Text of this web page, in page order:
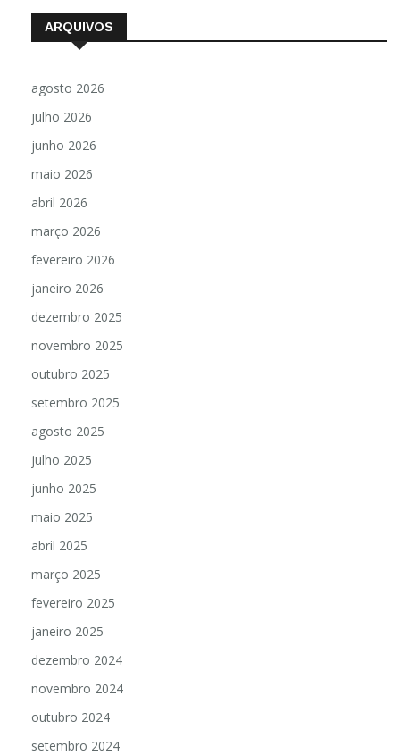
ARQUIVOS
agosto 2026
julho 2026
junho 2026
maio 2026
abril 2026
março 2026
fevereiro 2026
janeiro 2026
dezembro 2025
novembro 2025
outubro 2025
setembro 2025
agosto 2025
julho 2025
junho 2025
maio 2025
abril 2025
março 2025
fevereiro 2025
janeiro 2025
dezembro 2024
novembro 2024
outubro 2024
setembro 2024